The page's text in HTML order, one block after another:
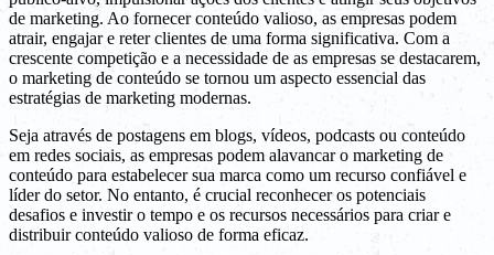
de marketing. Ao fornecer conteúdo valioso, as empresas podem
atrair, engajar e reter clientes de uma forma significativa. Com a
crescente competição e a necessidade de as empresas se destacarem,
o marketing de conteúdo se tornou um aspecto essencial das
estratégias de marketing modernas.
Seja através de postagens em blogs, vídeos, podcasts ou conteúdo
em redes sociais, as empresas podem alavancar o marketing de
conteúdo para estabelecer sua marca como um recurso confiável e
líder do setor. No entanto, é crucial reconhecer os potenciais
desafios e investir o tempo e os recursos necessários para criar e
distribuir conteúdo valioso de forma eficaz.